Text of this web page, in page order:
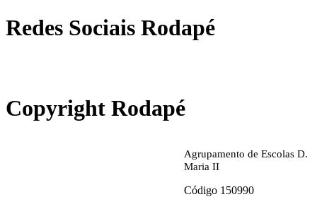
Redes Sociais Rodapé
Copyright Rodapé
Agrupamento de Escolas D.
Maria II
Código 150990